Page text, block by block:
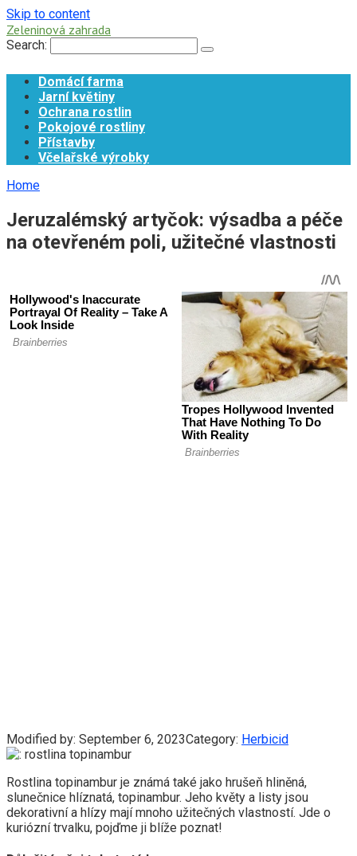
Skip to content
Zeleninová zahrada
Search:
Domácí farma
Jarní květiny
Ochrana rostlin
Pokojové rostliny
Přístavby
Včelařské výrobky
Home
Jeruzalémský artyčok: výsadba a péče
na otevřeném poli, užitečné vlastnosti
Modified by: September 6, 2023Category: Herbicid
Rostlina topinambur je známá také jako hrušeň hliněná,
slunečnice hlíznatá, topinambur. Jeho květy a listy jsou
dekorativní a hlízy mají mnoho užitečných vlastností. Jde o
kuriózní trvalku, pojďme ji blíže poznat!